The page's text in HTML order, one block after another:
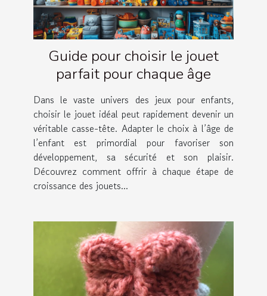
Guide pour choisir le jouet
parfait pour chaque âge
Dans le vaste univers des jeux pour enfants,
choisir le jouet idéal peut rapidement devenir un
véritable casse-tête. Adapter le choix à l’âge de
l’enfant est primordial pour favoriser son
développement, sa sécurité et son plaisir.
Découvrez comment offrir à chaque étape de
croissance des jouets...